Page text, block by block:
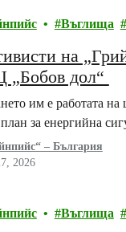
Въглища
на
„Бобов дол“
им е работата на
за енергийна
– България
2026
Въглища